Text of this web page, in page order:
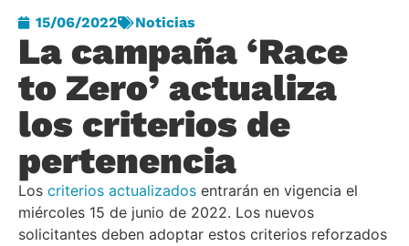
15/06/2022 Noticias
La campaña ‘Race
to Zero’ actualiza
los criterios de
pertenencia
Los criterios actualizados entrarán en vigencia el
miércoles 15 de junio de 2022. Los nuevos
solicitantes deben adoptar estos criterios reforzados